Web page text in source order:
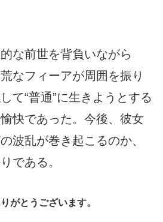
な前世を背負いながら
なフィーアが周囲を振り
て“普通”に生きようとする
快であった。今後、彼女
波乱が巻き起こるのか、
である。
がとうございます。